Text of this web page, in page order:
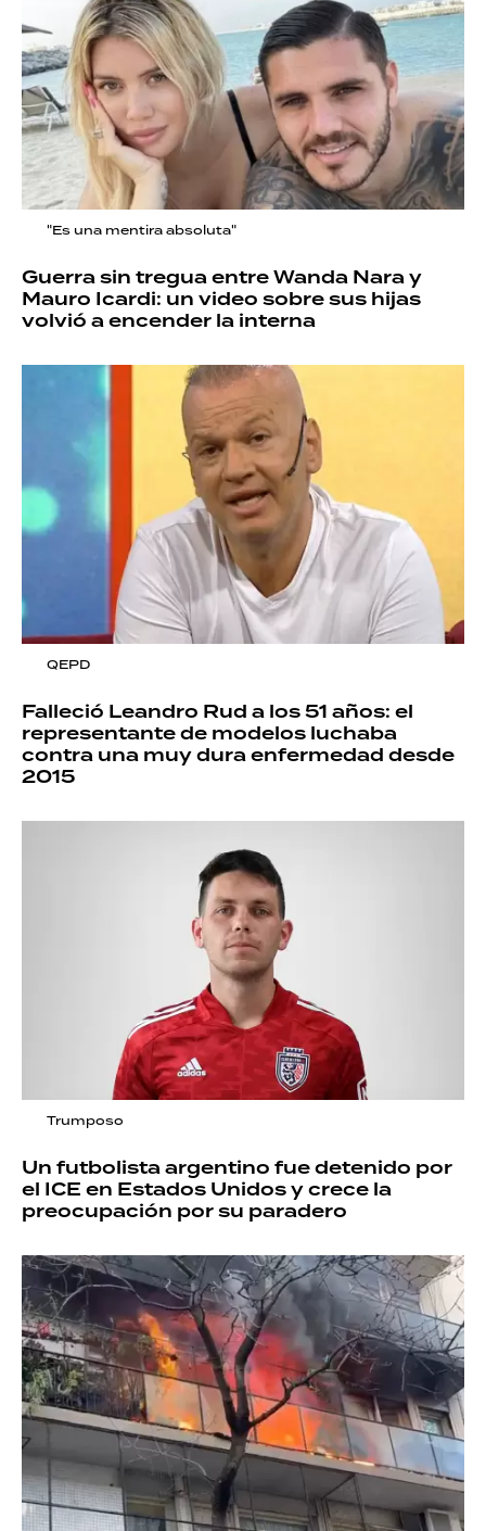
"Es una mentira absoluta"
Guerra sin tregua entre Wanda Nara y
Mauro Icardi: un video sobre sus hijas
volvió a encender la interna
QEPD
Falleció Leandro Rud a los 51 años: el
representante de modelos luchaba
contra una muy dura enfermedad desde
2015
Trumposo
Un futbolista argentino fue detenido por
el ICE en Estados Unidos y crece la
preocupación por su paradero